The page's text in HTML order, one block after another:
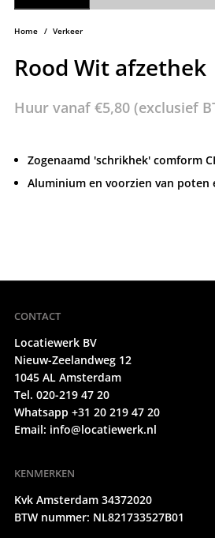
Home / Verkeer
Rood Wit afzethek
Huur vanaf €5,80(exclusief
Zogenaamd 'schrikhek' comform
Aluminium en voorzien van poten
CONTACT
Locatiewerk BV
Nieuw-Zeelandweg 12
1045 AL Amsterdam
Tel. 020-219 47 20
Whatsapp +31 20 219 47 20
Email: info@locatiewerk.nl
KENMERKEN
Kvk Amsterdam 34372020
BTW nummer: NL821733527B01